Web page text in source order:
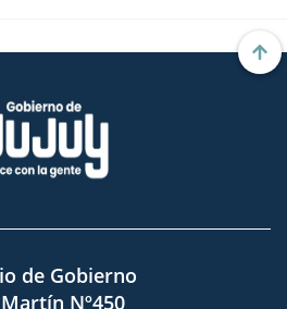
de Gobierno
Nº450